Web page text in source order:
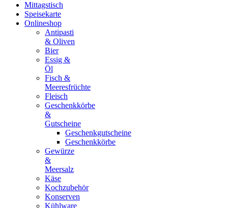
Mittagstisch
Speisekarte
Onlineshop
Antipasti
& Oliven
Bier
Essig &
Öl
Fisch &
Meeresfrüchte
Fleisch
Geschenkkörbe
&
Gutscheine
Geschenkgutscheine
Geschenkkörbe
Gewürze
&
Meersalz
Käse
Kochzubehör
Konserven
Kühlware